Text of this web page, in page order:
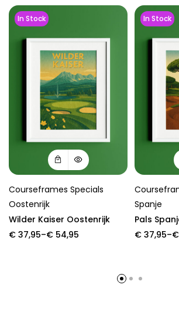
In Stock
Courseframes Specials
Oostenrijk
Wilder Kaiser Oostenrijk
€ 37,95–€ 54,95
Price
In Stock
Spanje
Pals
€ 37,95–€
Price
€ 54,95